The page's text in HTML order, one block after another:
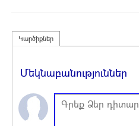
Կարծիքներ
Մեկնաբանություններ